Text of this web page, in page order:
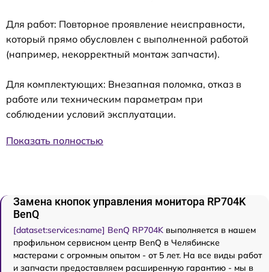
Для работ: Повторное проявление неисправности,
который прямо обусловлен с выполненной работой
(например, некорректный монтаж запчасти).
Для комплектующих: Внезапная поломка, отказ в
работе или техническим параметрам при
соблюдении условий эксплуатации.
Показать полностью
Замена кнопок управления монитора RP704K
BenQ
[dataset:services:name] BenQ RP704K выполняется в нашем
профильном сервисном центр BenQ в Челябинске
мастерами с огромным опытом - от 5 лет. На все виды работ
и запчасти предоставляем расширенную гарантию - мы в